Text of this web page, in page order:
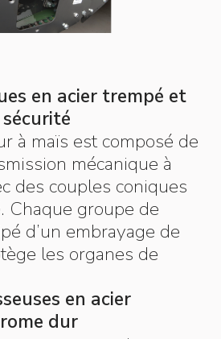
en acier trempé et
à maïs est composé de
mécanique à
des couples coniques
Chaque groupe de
d’un embrayage de
les organes de
en acier
dur